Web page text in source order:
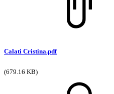
Calati Cristina.pdf
(679.16 KB)